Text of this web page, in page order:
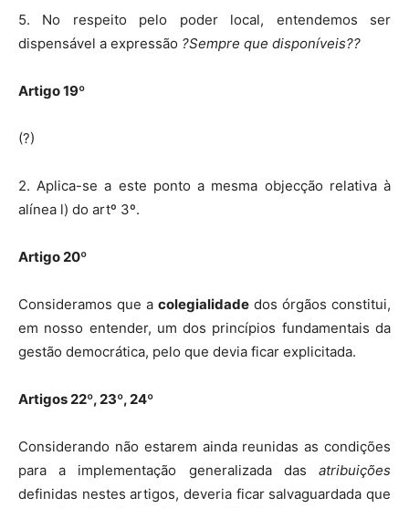
5. No respeito pelo poder local, entendemos ser
dispensável a expressão ?Sempre que disponíveis??
Artigo 19º
(?)
2. Aplica-se a este ponto a mesma objecção relativa à
alínea l) do artº 3º.
Artigo 20º
Consideramos que a colegialidade dos órgãos constitui,
em nosso entender, um dos princípios fundamentais da
gestão democrática, pelo que devia ficar explicitada.
Artigos 22º, 23º, 24º
Considerando não estarem ainda reunidas as condições
para a implementação generalizada das atribuições
definidas nestes artigos, deveria ficar salvaguardada que